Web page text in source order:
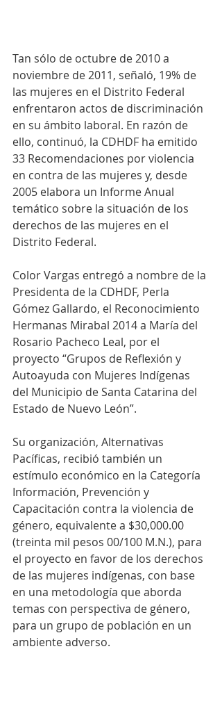
Tan sólo de octubre de 2010 a
noviembre de 2011, señaló, 19% de
las mujeres en el Distrito Federal
enfrentaron actos de discriminación
en su ámbito laboral. En razón de
ello, continuó, la CDHDF ha emitido
33 Recomendaciones por violencia
en contra de las mujeres y, desde
2005 elabora un Informe Anual
temático sobre la situación de los
derechos de las mujeres en el
Distrito Federal.
Color Vargas entregó a nombre de la
Presidenta de la CDHDF, Perla
Gómez Gallardo, el Reconocimiento
Hermanas Mirabal 2014 a María del
Rosario Pacheco Leal, por el
proyecto “Grupos de Reflexión y
Autoayuda con Mujeres Indígenas
del Municipio de Santa Catarina del
Estado de Nuevo León”.
Su organización, Alternativas
Pacíficas, recibió también un
estímulo económico en la Categoría
Información, Prevención y
Capacitación contra la violencia de
género, equivalente a $30,000.00
(treinta mil pesos 00/100 M.N.), para
el proyecto en favor de los derechos
de las mujeres indígenas, con base
en una metodología que aborda
temas con perspectiva de género,
para un grupo de población en un
ambiente adverso.